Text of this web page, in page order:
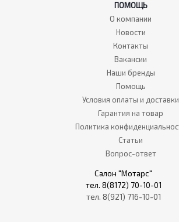
ПОМОЩЬ
О компании
Новости
Контакты
Вакансии
Наши бренды
Помощь
Условия оплаты и доставки
Гарантия на товар
Политика
Статьи
Вопрос-ответ
Салон "Мотарс"
тел. 8(8172) 70-10-01
тел. 8(921) 716-10-01